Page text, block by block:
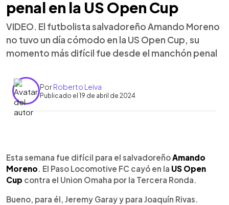
penal en la US Open Cup
VIDEO. El futbolista salvadoreño Amando Moreno
no tuvo un día cómodo en la US Open Cup, su
momento más difícil fue desde el manchón penal
PorRoberto Leiva
Publicado el 19 de abril de 2024
Escuchar artículo
Esta semana fue difícil para el salvadoreñoAmando
Moreno. El Paso Locomotive FC cayó en la US Open
Cup contra el Union Omaha por la Tercera Ronda.
Bueno, para él, Jeremy Garay y para Joaquín Rivas.